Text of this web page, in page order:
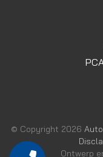
© Copyright 2026
Ontwerp